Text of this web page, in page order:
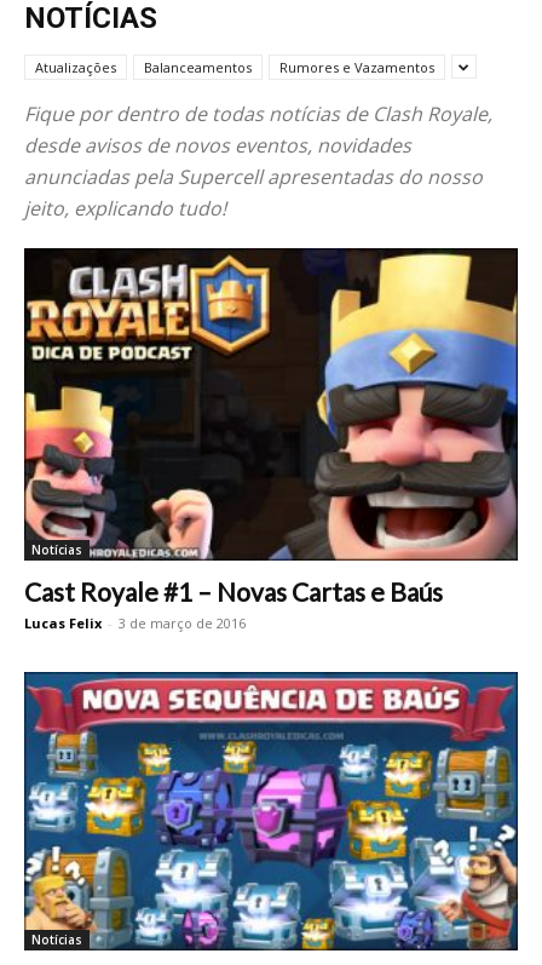
NOTÍCIAS
Atualizações Balanceamentos Rumores e Vazamentos
Fique por dentro de todas notícias de Clash Royale,
desde avisos de novos eventos, novidades
anunciadas pela Supercell apresentadas do nosso
jeito, explicando tudo!
Notícias
Cast Royale #1 – Novas Cartas e Baús
Lucas Felix - 3 de março de 2016
Notícias